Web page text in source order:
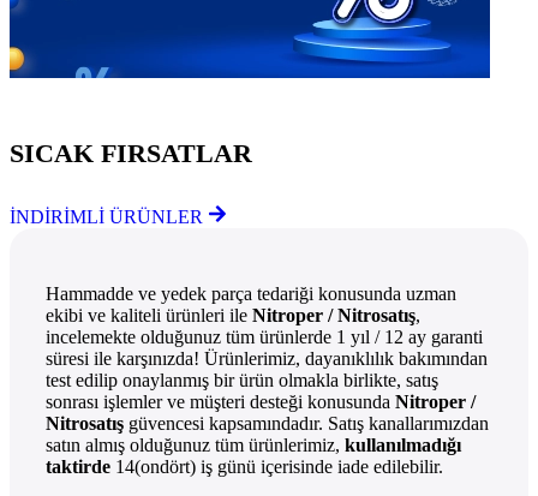
SICAK FIRSATLAR
İNDİRİMLİ ÜRÜNLER
Hammadde ve yedek parça tedariği konusunda uzman
ekibi ve kaliteli ürünleri ile Nitroper / Nitrosatış,
incelemekte olduğunuz tüm ürünlerde 1 yıl / 12 ay garanti
süresi ile karşınızda! Ürünlerimiz, dayanıklılık bakımından
test edilip onaylanmış bir ürün olmakla birlikte, satış
sonrası işlemler ve müşteri desteği konusunda Nitroper /
Nitrosatış güvencesi kapsamındadır. Satış kanallarımızdan
satın almış olduğunuz tüm ürünlerimiz, kullanılmadığı
taktirde 14(ondört) iş günü içerisinde iade edilebilir.